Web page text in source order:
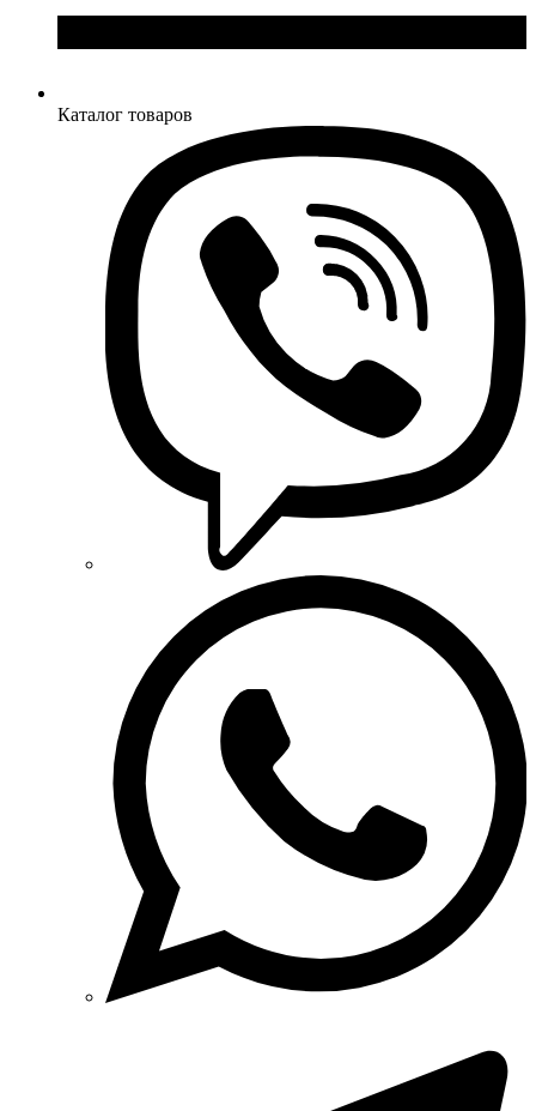
Каталог товаров